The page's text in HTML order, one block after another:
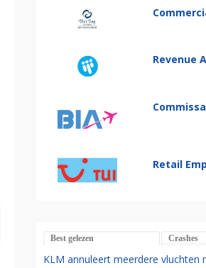
Revenue
Retail
Best gelezen Crashes
KLM annuleert meerdere vluchten